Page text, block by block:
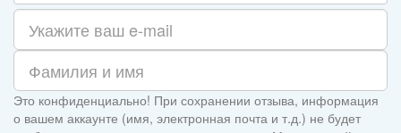
Это конфиденциально! При сохранении отзыва, информация
о вашем аккаунте (имя, электронная почта и т.д.) не будет